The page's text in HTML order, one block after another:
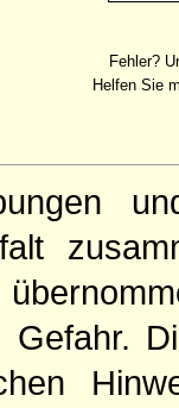
Fehler?
Helfen Sie